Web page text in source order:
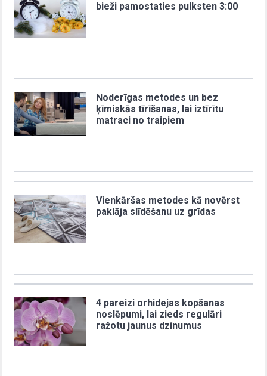
bieži pamostaties pulksten 3:00
Noderīgas metodes un bez
ķīmiskās tīrīšanas, lai iztīrītu
matraci no traipiem
Vienkāršas metodes kā novērst
paklāja slīdēšanu uz grīdas
4 pareizi orhidejas kopšanas
noslēpumi, lai zieds regulāri
ražotu jaunus dzinumus